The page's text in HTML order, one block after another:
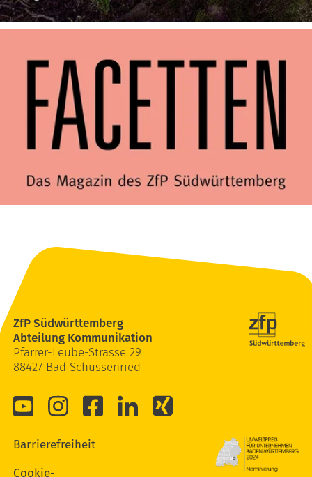
ZfP Südwürttemberg
Abteilung Kommunikation
Pfarrer-Leube-Strasse 29
88427 Bad Schussenried
Barrierefreiheit
Cookie-